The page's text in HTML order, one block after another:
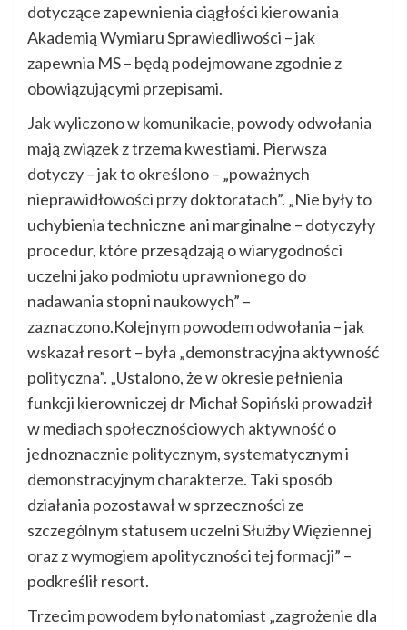
dotyczące zapewnienia ciągłości kierowania
Akademią Wymiaru Sprawiedliwości – jak
zapewnia MS – będą podejmowane zgodnie z
obowiązującymi przepisami.
Jak wyliczono w komunikacie, powody odwołania
mają związek z trzema kwestiami. Pierwsza
dotyczy – jak to określono – „poważnych
nieprawidłowości przy doktoratach”. „Nie były to
uchybienia techniczne ani marginalne – dotyczyły
procedur, które przesądzają o wiarygodności
uczelni jako podmiotu uprawnionego do
nadawania stopni naukowych” –
zaznaczono.Kolejnym powodem odwołania – jak
wskazał resort – była „demonstracyjna aktywność
polityczna”. „Ustalono, że w okresie pełnienia
funkcji kierowniczej dr Michał Sopiński prowadził
w mediach społecznościowych aktywność o
jednoznacznie politycznym, systematycznym i
demonstracyjnym charakterze. Taki sposób
działania pozostawał w sprzeczności ze
szczególnym statusem uczelni Służby Więziennej
oraz z wymogiem apolityczności tej formacji” –
podkreślił resort.
Trzecim powodem było natomiast „zagrożenie dla